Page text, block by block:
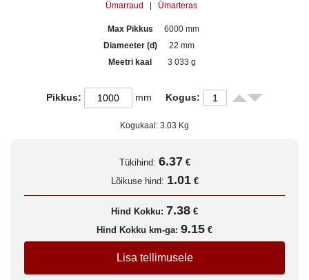
Ümarraud Ümarteras
Max Pikkus
6000 mm
Diameeter (d)
22 mm
Meetri kaal
3 033 g
Pikkus: mm Kogus:
Kogukaal: 3.03 Kg
Tükihind: 6.37 €
Lõikuse hind: 1.01 €
Hind Kokku: 7.38 €
Hind Kokku km-ga: 9.15 €
Lisa tellimusele